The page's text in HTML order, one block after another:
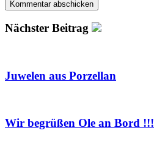
Nächster Beitrag
Juwelen aus Porzellan
Wir begrüßen Ole an Bord !!!